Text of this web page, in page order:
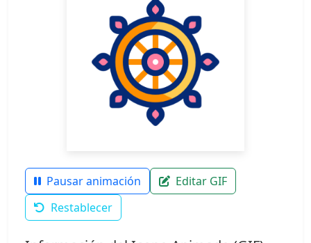
Pausar animación
Editar GIF
Restablecer